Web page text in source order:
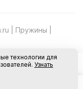
| Пружины |
Оферта
технологии для
Узнать